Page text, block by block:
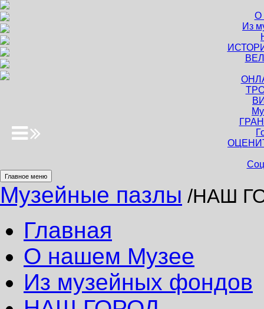
О
Из
Главное меню
Музейные пазлы /НАШ
Главная
О нашем Музее
Из музейных фондов